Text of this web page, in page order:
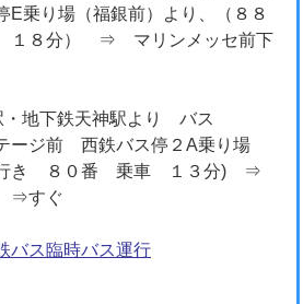
乗り場（福銀前）より、（８８
１８分） ⇒ マリンメッセ前下
・地下鉄天神駅より バス
前 西鉄バス停２A乗り場
き ８０番 乗車 １３分) ⇒
⇒すぐ
バス臨時バス運行